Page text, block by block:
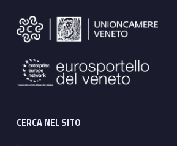
CERCA NEL SITO